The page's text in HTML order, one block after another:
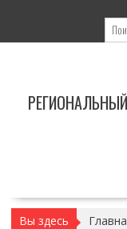
содержимому
Вы здесь